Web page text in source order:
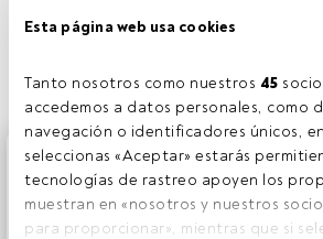
Esta página web usa cookies
Tanto nosotros como nuestros 45
accedemos a datos personales, como
navegación o identificadores únicos,
seleccionas «Aceptar» estarás
tecnologías de rastreo apoyen los
muestran en «nosotros y nuestros
para proporcionar», mientras que si
Compartir:
Este es un artículo exclusivo para los
de FundsPeople. Si ya estás
botón Login. Si aún no tienes cuenta,
registrarte y disfrutar de todo el